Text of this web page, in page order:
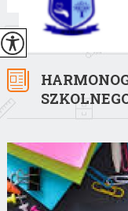
Jesteś tutaj:Home